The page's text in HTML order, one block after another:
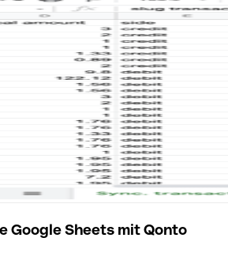
Google Sheets mit Qonto